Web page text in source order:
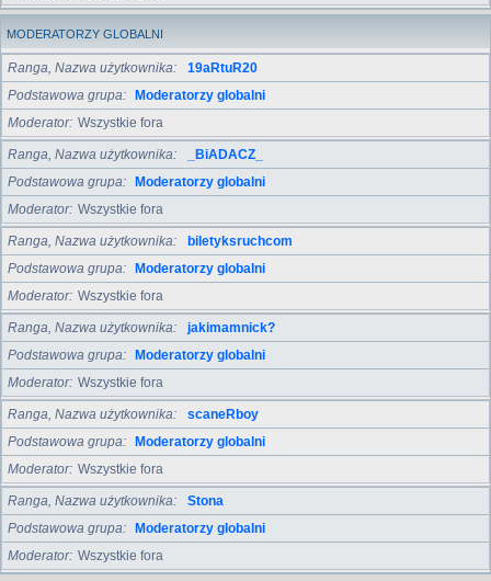
MODERATORZY GLOBALNI
Ranga, Nazwa użytkownika
19aRtuR20
Podstawowa grupa
Moderatorzy globalni
Moderator Wszystkie fora
Ranga, Nazwa użytkownika
_BiADACZ_
Podstawowa grupa
Moderatorzy globalni
Moderator Wszystkie fora
Ranga, Nazwa użytkownika
biletyksruchcom
Podstawowa grupa
Moderatorzy globalni
Moderator Wszystkie fora
Ranga, Nazwa użytkownika
jakimamnick?
Podstawowa grupa
Moderatorzy globalni
Moderator Wszystkie fora
Ranga, Nazwa użytkownika
scaneRboy
Podstawowa grupa
Moderatorzy globalni
Moderator Wszystkie fora
Ranga, Nazwa użytkownika
Stona
Podstawowa grupa
Moderatorzy globalni
Moderator Wszystkie fora